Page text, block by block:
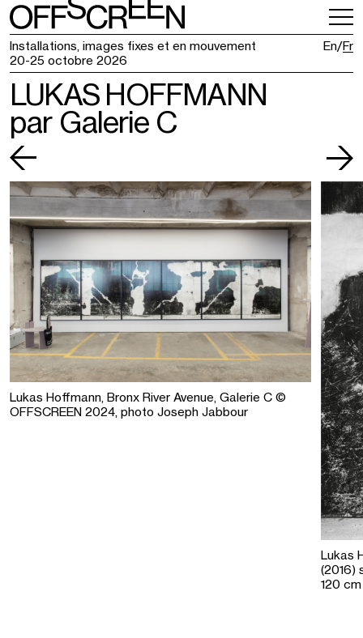
Installations, images fixes et en mouvement
20-25 octobre 2026
En Fr
INFOS PRATIQUES
BILLETTERIE
LUKAS HOFFMANN
par Galerie C
Lukas Hoffmann, Bronx River Avenue, Galerie C ©
OFFSCREEN 2024, photo Joseph Jabbour
Lukas
(2016)
120